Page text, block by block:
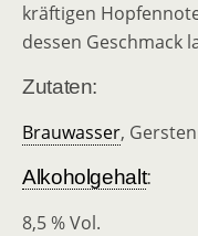
kräftigen
dessen Geschmack
Zutaten:
Brauwasser,
Alkoholgehalt:
8,5 % Vol.